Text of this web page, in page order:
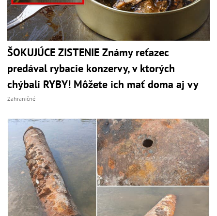
ŠOKUJÚCE ZISTENIE Známy reťazec
predával rybacie konzervy, v ktorých
chýbali RYBY! Môžete ich mať doma aj vy
Zahraničné